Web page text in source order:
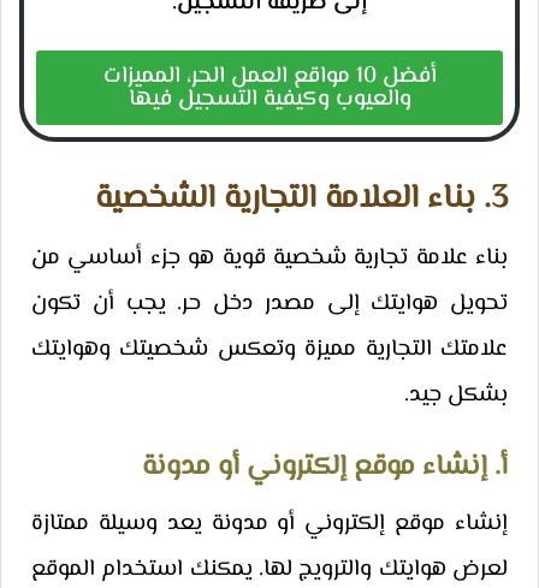
أفضل 10 مواقع العمل الحر، المميزات
والعيوب وكيفية التسجيل فيها
3. بناء العلامة التجارية الشخصية
بناء علامة تجارية شخصية قوية هو جزء أساسي من
تحويل هوايتك إلى مصدر دخل حر. يجب أن تكون
علامتك التجارية مميزة وتعكس شخصيتك وهوايتك
بشكل جيد.
أ. إنشاء موقع إلكتروني أو مدونة
إنشاء موقع إلكتروني أو مدونة يعد وسيلة ممتازة
لعرض هوايتك والترويج لها. يمكنك استخدام الموقع